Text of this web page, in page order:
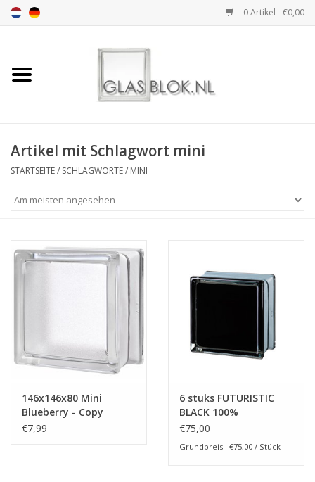
0 Artikel - €0,00
Startseite
DESIGN COLLECTION
COLLECTION
INSTALLATION |
ACCESSORIES
Artikel mit Schlagwort mini
STARTSEITE/ SCHLAGWORTE/ MINI
146x146x80 Mini
Blueberry - Copy
€7,99
6 stuks FUTURISTIC
BLACK 100%
€75,00
Grundpreis : €75,00 / Stück